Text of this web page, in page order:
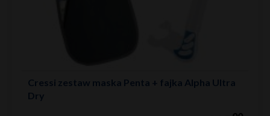
Cressi zestaw maska Penta + fajka Alpha Ultra
Dry